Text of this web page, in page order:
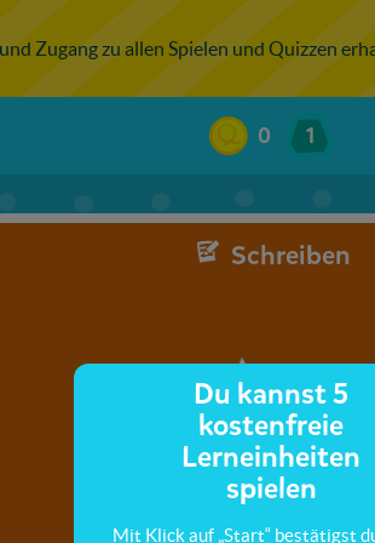
Zugang zu allen Spielen und Quizzen
0 1
Schreiben
Du kannst 5
kostenfreie
Lerneinheiten
spielen
Mit Klick auf „Start“ bestätigst